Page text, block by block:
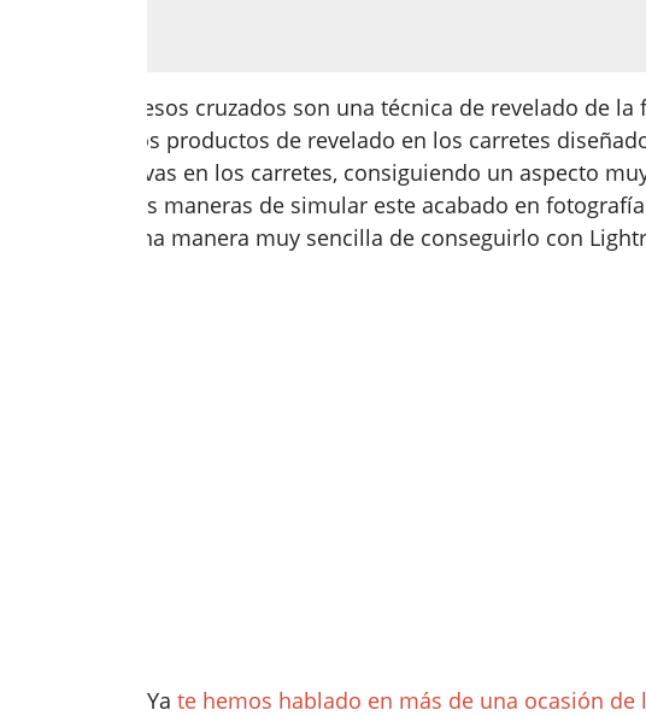
Los procesos cruzados son una técnica de revelado de
aplicar los productos de revelado en los carretes
diapositivas en los carretes, consiguiendo un aspecto
diferentes maneras de simular este acabado en
contar una manera muy sencilla de conseguirlo con
Ya te hemos hablado en más de una ocasión de